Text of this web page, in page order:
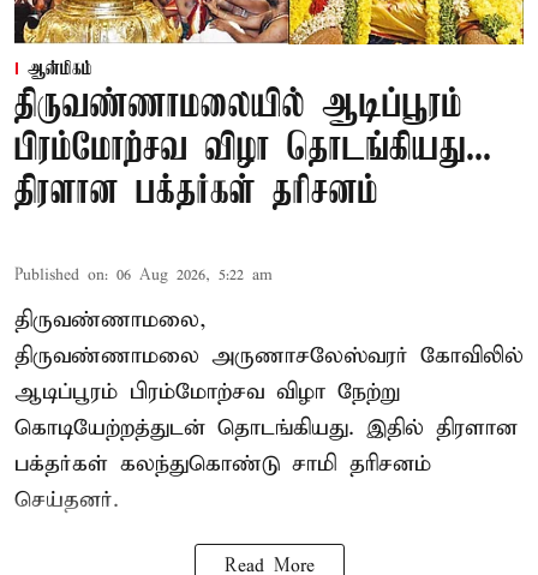
ஆன்மிகம்
திருவண்ணாமலையில் ஆடிப்பூரம்
பிரம்மோற்சவ விழா தொடங்கியது...
திரளான பக்தர்கள் தரிசனம்
Published on: 06 Aug 2026, 5:22 am
திருவண்ணாமலை,
திருவண்ணாமலை அருணாசலேஸ்வரர் கோவிலில்
ஆடிப்பூரம் பிரம்மோற்சவ விழா நேற்று
கொடியேற்றத்துடன் தொடங்கியது. இதில் திரளான
பக்தர்கள் கலந்துகொண்டு சாமி தரிசனம்
செய்தனர்.
Read More